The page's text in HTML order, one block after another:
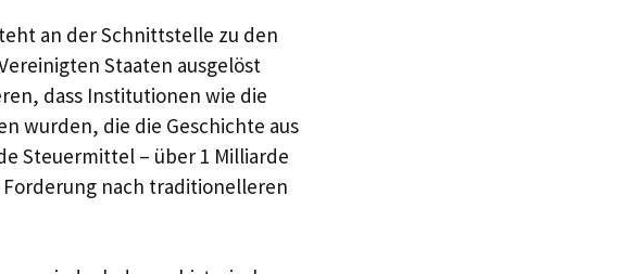
an der Schnittstelle zu den
Staaten ausgelöst
dass Institutionen wie die
wurden, die die Geschichte aus
Steuermittel – über 1 Milliarde
nach traditionelleren